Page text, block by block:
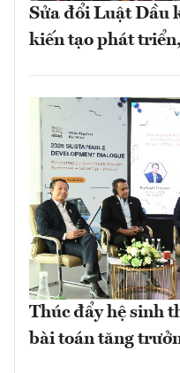
Sửa đổi Luật Dầu
kiến tạo phát
Thúc đẩy hệ sinh
bài toán tăng